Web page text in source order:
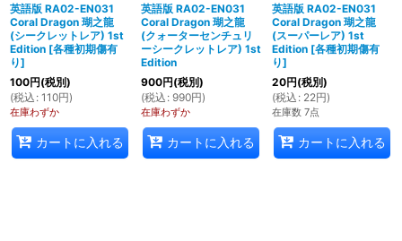
英語版 RA02-EN031
Coral Dragon 瑚之龍
(シークレットレア) 1st
Edition [各種初期傷有
り]
100円(税別)
(税込 : 110円)
在庫わずか
カートに入れる
英語版 RA02-EN031
Coral Dragon 瑚之龍
(クォーターセンチュリ
ーシークレットレア) 1st
Edition
900円(税別)
(税込 : 990円)
在庫わずか
カートに入れる
英語版 RA02-EN031
Coral Dragon 瑚之龍
(スーパーレア) 1st
Edition [各種初期傷有
り]
20円(税別)
(税込 : 22円)
在庫数 7点
カートに入れる